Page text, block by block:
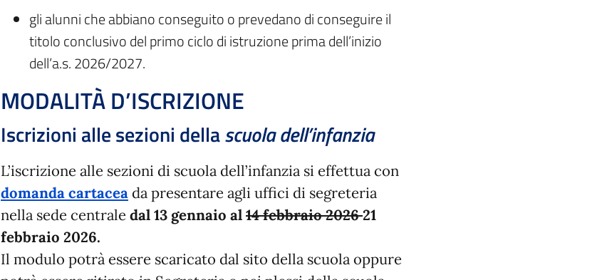
gli alunni che abbiano conseguito o prevedano di conseguire il
titolo conclusivo del primo ciclo di istruzione prima dell’inizio
dell’a.s. 2026/2027.
MODALITÀ D’ISCRIZIONE
Iscrizioni alle sezioni dellascuola dell’infanzia
L’iscrizione alle sezioni di scuola dell’infanzia si effettua con
domanda cartaceada presentare agli uffici di segreteria
nella sede centrale dal 13 gennaio al14 febbraio 202621
febbraio 2026.
Il modulo potrà essere scaricato dal sito della scuola oppure